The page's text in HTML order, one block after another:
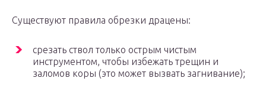
Существуют правила обрезки драцены:
срезать ствол только острым чистым
инструментом, чтобы избежать трещин и
заломов коры (это может вызвать загнивание);